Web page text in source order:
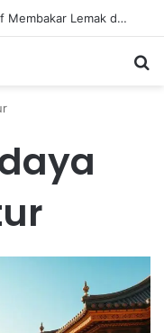
Kardio Outdoor Ringan yang Efektif Membakar Lemak dan Menyegarkan Tubuh Anda